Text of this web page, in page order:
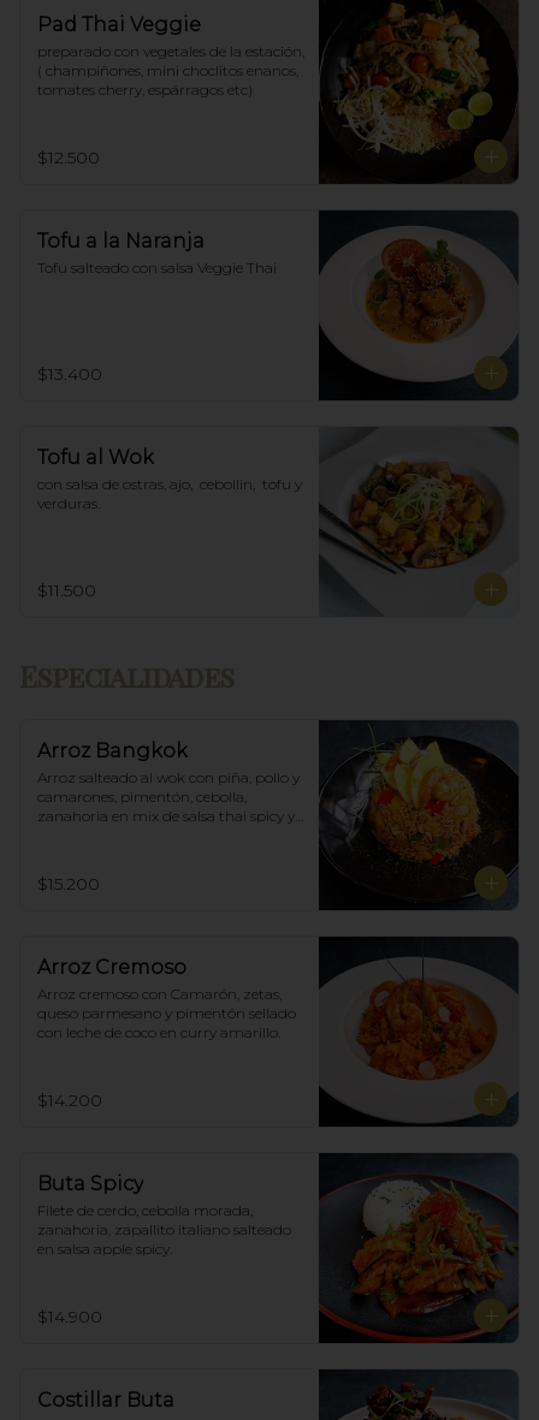
Pad Thai Veggie
preparado con vegetales de la estación,
( champiñones, mini choclitos enanos,
tomates cherry, espárragos etc)
$12.500
Tofu a la Naranja
Tofu salteado con salsa Veggie Thai
$13.400
Tofu al Wok
con salsa de ostras, ajo,  cebollin,  tofu y
verduras.
$11.500
Arroz Bangkok
Arroz salteado al wok con piña, pollo y
camarones, pimentón, cebolla,
zanahoria en mix de salsa thai spicy y
$15.200
Arroz Cremoso
Arroz cremoso con Camarón, zetas,
queso parmesano y pimentón sellado
con leche de coco en curry amarillo.
$14.200
Buta Spicy
Filete de cerdo, cebolla morada,
zanahoria, zapallito italiano salteado
en salsa apple spicy.
$14.900
Costillar Buta